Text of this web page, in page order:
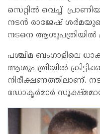
സെറ്റില്‍ വെച്ച്
നടന്‍ രാജേഷ്
നടനെ ആശുപത്രിയില്‍
പശ്ചിമ ബംഗാളിലെ
ആശുപത്രിയില്‍
നിരീക്ഷണത്തിലാണ്.
ഡോക്ടര്‍മാര്‍